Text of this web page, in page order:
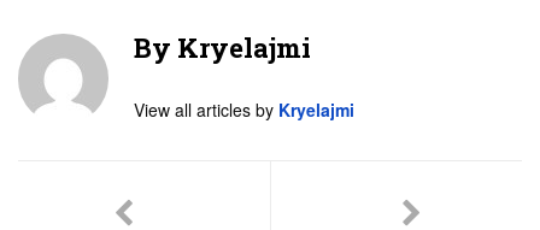
By Kryelajmi
View all articles by Kryelajmi